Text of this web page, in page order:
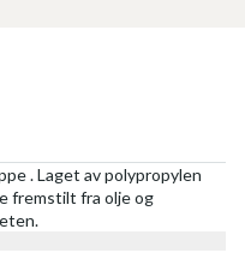
. Laget av polypropylen
fremstilt fra olje og